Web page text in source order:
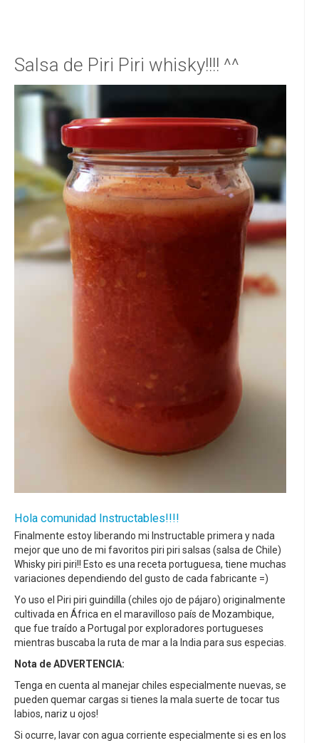
Salsa de Piri Piri whisky!!!! ^^
Hola comunidad Instructables!!!!
Finalmente estoy liberando mi Instructable primera y nada
mejor que uno de mi favoritos piri piri salsas (salsa de Chile)
Whisky piri piri!! Esto es una receta portuguesa, tiene muchas
variaciones dependiendo del gusto de cada fabricante =)
Yo uso el Piri piri guindilla (chiles ojo de pájaro) originalmente
cultivada en África en el maravilloso país de Mozambique,
que fue traído a Portugal por exploradores portugueses
mientras buscaba la ruta de mar a la India para sus especias.
Nota de ADVERTENCIA:
Tenga en cuenta al manejar chiles especialmente nuevas, se
pueden quemar cargas si tienes la mala suerte de tocar tus
labios, nariz u ojos!
Si ocurre, lavar con agua corriente especialmente si es en los